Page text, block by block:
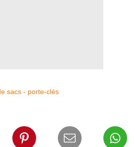
sacs - porte-clés